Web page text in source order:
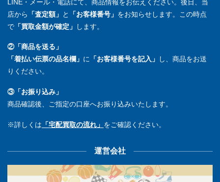
LINE・メール・電話にて、商品情報をお伝えください。後日、当
店から
「査定額」 と 「お客様番号」 をお知らせします。この時点
で 「買取金額が確定」 します。
②「商品を送る」
「着払い伝票の品名欄」 に 「お客様番号を記入」
し、商品をお送
りください。
③「お振り込み」
商品確認後、ご指定の口座へお振り込みいたします。
※詳しくは 「宅配買取の流れ」 をご確認ください。
運営会社